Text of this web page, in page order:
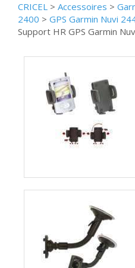
CRICEL > Accessoires >
2400 > GPS Garmin Nuvi
Support HR GPS Garmin